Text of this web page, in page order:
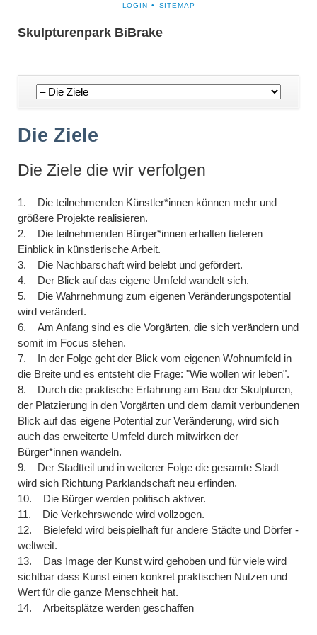
NAVIGATION
LOGIN SITEMAP
Skulpturenpark BiBrake
Navigation
überspringen
Die Ziele
Die Ziele die wir verfolgen
1. Die teilnehmenden Künstler*innen können mehr und
größere Projekte realisieren.
2. Die teilnehmenden Bürger*innen erhalten tieferen
Einblick in künstlerische Arbeit.
3. Die Nachbarschaft wird belebt und gefördert.
4. Der Blick auf das eigene Umfeld wandelt sich.
5. Die Wahrnehmung zum eigenen Veränderungspotential
wird verändert.
6. Am Anfang sind es die Vorgärten, die sich verändern und
somit im Focus stehen.
7. In der Folge geht der Blick vom eigenen Wohnumfeld in
die Breite und es entsteht die Frage: "Wie wollen wir leben".
8. Durch die praktische Erfahrung am Bau der Skulpturen,
der Platzierung in den Vorgärten und dem damit verbundenen
Blick auf das eigene Potential zur Veränderung, wird sich
auch das erweiterte Umfeld durch mitwirken der
Bürger*innen wandeln.
9. Der Stadtteil und in weiterer Folge die gesamte Stadt
wird sich Richtung Parklandschaft neu erfinden.
10. Die Bürger werden politisch aktiver.
11. Die Verkehrswende wird vollzogen.
12. Bielefeld wird beispielhaft für andere Städte und Dörfer -
weltweit.
13. Das Image der Kunst wird gehoben und für viele wird
sichtbar dass Kunst einen konkret praktischen Nutzen und
Wert für die ganze Menschheit hat.
14. Arbeitsplätze werden geschaffen